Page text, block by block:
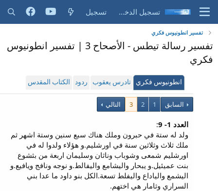
تسجيل الدخول تسجيل
تفسير انطونيوس فكري
تفسير رسالة تيطس - الأصحاح 3 | تفسير انطونيوس
فكري
انطونيوس فكري تادرس يعقوب ردود الكتاب المقدس
السابق 1
2
3 التالي
العدد 1- 9
:
ولد له ستة في حبرون وملك هناك سبع سنين وستة اشهر ثم
ملك ثلاث وثلاثين سنة في اورشليم.و هؤلاء ولدوا له في
اورشليم شمعى وشوباب وناثان وسليمان اربعة من بثشوع
بنت عميئيل.و يبحار واليشامع واليفالط.و نوجه ونافج ويافيع.و
اليشمع والياداع واليفلط تسعة.الكل بنو داود ما عدا بني
السراري وثامار هي اختهم.